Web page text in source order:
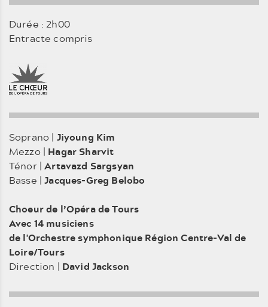
Durée : 2h00
Entracte compris
Soprano | Jiyoung Kim
Mezzo | Hagar Sharvit
Ténor |Artavazd Sargsyan
Basse |Jacques-Greg Belobo
Choeur de l’Opéra de Tours
Avec 14 musiciens
de l'Orchestre symphonique Région Centre-Val de
Loire/Tours
Direction | David Jackson